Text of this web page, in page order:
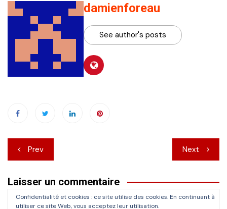
damienforeau
See author's posts
Navigation
de
l’article
Prev Next
Laisser un commentaire
Vous devezvous connecterpour publier un commentaire.
Confidentialité et cookies : ce site utilise des cookies. En continuant à
utiliser ce site Web, vous acceptez leur utilisation.